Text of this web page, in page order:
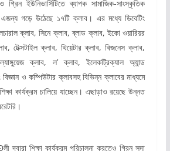
গ্রিন ইউনিভার্সিটিতে ব্যাপক সামাজিক-সাংস্কৃতিক
এজন্য গড়ে উঠেছে ১৭টি ক্লাব। এর মধ্যে ডিবেটিং
ক্লাব, সিনে ক্লাব, ব্লাড ক্লাব, ইকো ওয়ারিয়র
টেক্সটাইল ক্লাব, থিয়েটার ক্লাব, বিজনেস ক্লাব,
ক্লাব, ল’ ক্লাব, ইলেকট্রিক্যাল অ্যান্ড
বিজ্ঞান ও কম্পিউটার ক্লাবসহ বিভিন্ন ক্লাবের মাধ্যমে
কার্যক্রম চালিয়ে যাচ্ছেন। এছাড়াও রয়েছে উন্নত
দ্বারা শিক্ষা কার্যক্রম পরিচালনা করতেও গ্রিন সদা